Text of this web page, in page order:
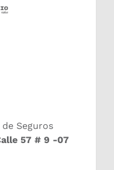
Seguros
57 # 9 -07